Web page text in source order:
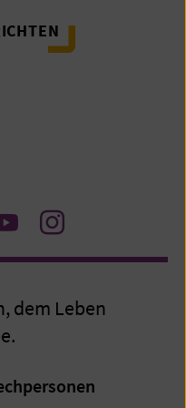
Zum
Instagram
dem Leben